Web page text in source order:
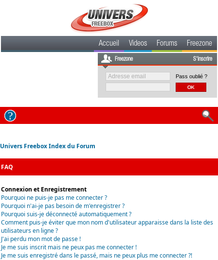
Accueil Videos Forums Freezone
Freezone S'inscrire
Pass oublié ?
Univers Freebox Index du Forum
FAQ
Connexion et Enregistrement
Pourquoi ne puis-je pas me connecter ?
Pourquoi n'ai-je pas besoin de m'enregistrer ?
Pourquoi suis-je déconnecté automatiquement ?
Comment puis-je éviter que mon nom d'utilisateur apparaisse dans la liste des
utilisateurs en ligne ?
J'ai perdu mon mot de passe !
Je me suis inscrit mais ne peux pas me connecter !
Je me suis enregistré dans le passé, mais ne peux plus me connecter ?!